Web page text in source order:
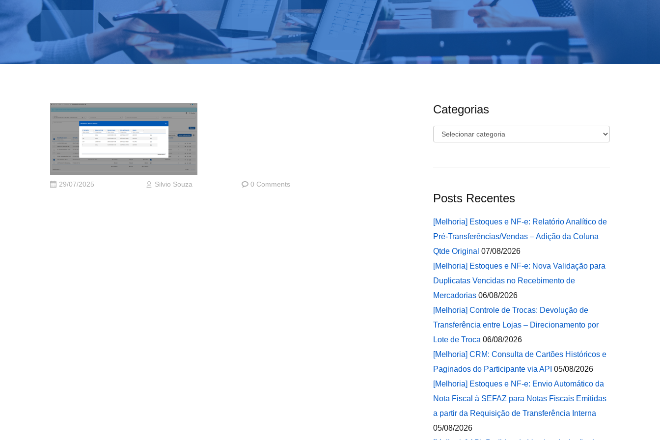
29/07/2025 Silvio Souza 0 Comments
Categorias
Categorias
Posts Recentes
[Melhoria] Estoques e NF-e: Relatório Analítico de
Pré-Transferências/Vendas – Adição da Coluna
Qtde Original 07/08/2026
[Melhoria] Estoques e NF-e: Nova Validação para
Duplicatas Vencidas no Recebimento de
Mercadorias 06/08/2026
[Melhoria] Controle de Trocas: Devolução de
Transferência entre Lojas – Direcionamento por
Lote de Troca 06/08/2026
[Melhoria] CRM: Consulta de Cartões Históricos e
Paginados do Participante via API 05/08/2026
[Melhoria] Estoques e NF-e: Envio Automático da
Nota Fiscal à SEFAZ para Notas Fiscais Emitidas
a partir da Requisição de Transferência Interna
05/08/2026